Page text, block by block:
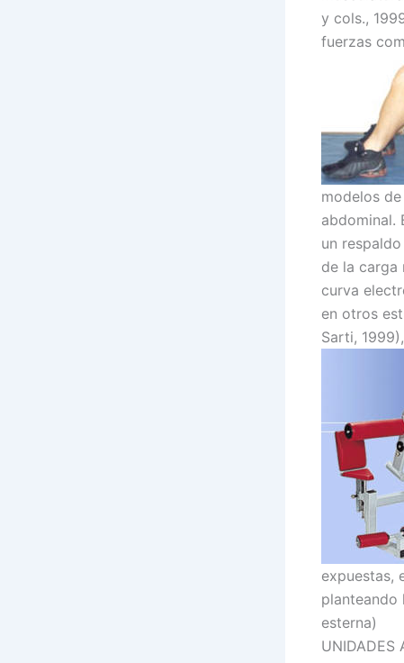
y cols.,
fuerzas
modelos
abdominal.
un
de la carga
curva
en otros
Sarti,
expuestas,
planteando
esterna)
UNIDADES